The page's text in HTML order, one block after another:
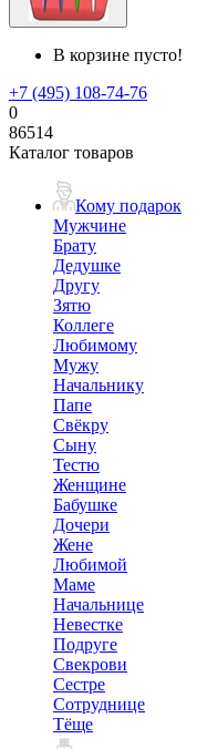
В корзине пусто!
+7 (495) 108-74-76
0
86514
Каталог товаров
Кому подарок
Мужчине
Брату
Дедушке
Другу
Зятю
Коллеге
Любимому
Мужу
Начальнику
Папе
Свёкру
Сыну
Тестю
Женщине
Бабушке
Дочери
Жене
Любимой
Маме
Начальнице
Невестке
Подруге
Свекрови
Сестре
Сотруднице
Тёще